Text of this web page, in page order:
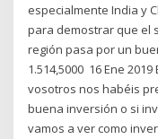
especialmente India y
para demostrar que el
región pasa por un
1.514,5000 16 Ene
vosotros nos habéis
buena inversión o si
vamos a ver como